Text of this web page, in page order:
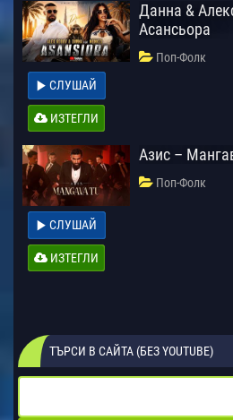
Данна &
Асансьора
Поп-Фолк
СЛУШАЙ
ИЗТЕГЛИ
Азис –
Поп-Фолк
СЛУШАЙ
ИЗТЕГЛИ
ТЪРСИ В САЙТА (БЕЗ YOUTUBE)